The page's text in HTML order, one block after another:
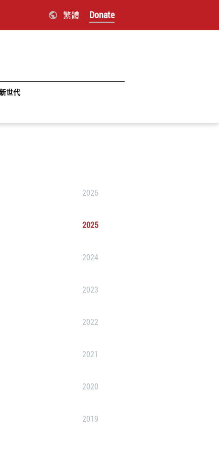
繁體 Donate
世代
2026
2025
2024
2023
2022
2021
2020
2019